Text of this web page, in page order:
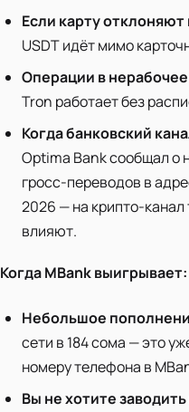
Если карту
USDT идёт мимо
Операции в
Tron работает без
Когда банковский
Optima Bank сообщал о
гросс-переводов в
2026 — на крипто-канал
влияют.
Когда MBank выигрывает:
Небольшое
сети в 184 сома — это
номеру телефона в
Вы не хотите